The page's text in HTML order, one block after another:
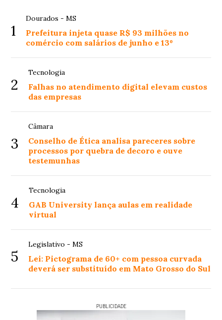
1
Dourados - MS
Prefeitura injeta quase R$ 93 milhões no
comércio com salários de junho e 13º
2
Tecnologia
Falhas no atendimento digital elevam custos
das empresas
3
Câmara
Conselho de Ética analisa pareceres sobre
processos por quebra de decoro e ouve
testemunhas
4
Tecnologia
GAB University lança aulas em realidade
virtual
5
Legislativo - MS
Lei: Pictograma de 60+ com pessoa curvada
deverá ser substituído em Mato Grosso do Sul
PUBLICIDADE